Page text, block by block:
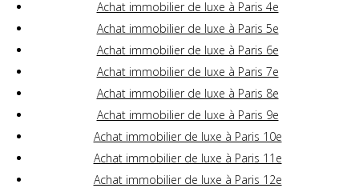
Achat immobilier de luxe à Paris 4e
Achat immobilier de luxe à Paris 5e
Achat immobilier de luxe à Paris 6e
Achat immobilier de luxe à Paris 7e
Achat immobilier de luxe à Paris 8e
Achat immobilier de luxe à Paris 9e
Achat immobilier de luxe à Paris 10e
Achat immobilier de luxe à Paris 11e
Achat immobilier de luxe à Paris 12e